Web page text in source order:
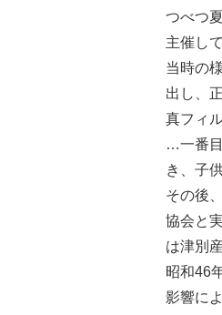
つべつ
主催し
当時の
出し、
真フィ
…一番
き、子
その後
協会と
は津別
昭和46
影響に